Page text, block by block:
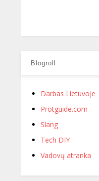
Blogroll
Darbas Lietuvoje
Protguide.com
Slang
Tech DIY
Vadovų atranka